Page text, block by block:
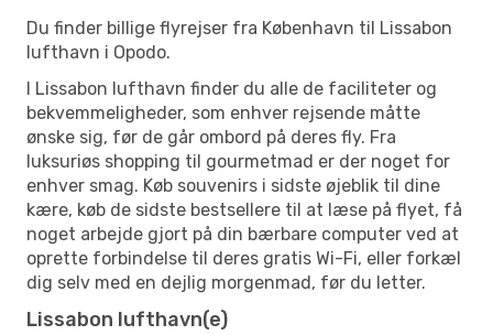
Du finder billige flyrejser fra København til Lissabon
lufthavn i Opodo.
I Lissabon lufthavn finder du alle de faciliteter og
bekvemmeligheder, som enhver rejsende måtte
ønske sig, før de går ombord på deres fly. Fra
luksuriøs shopping til gourmetmad er der noget for
enhver smag. Køb souvenirs i sidste øjeblik til dine
kære, køb de sidste bestsellere til at læse på flyet, få
noget arbejde gjort på din bærbare computer ved at
oprette forbindelse til deres gratis Wi-Fi, eller forkæl
dig selv med en dejlig morgenmad, før du letter.
Lissabon lufthavn(e)